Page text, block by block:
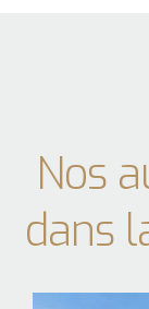
Nos
dans